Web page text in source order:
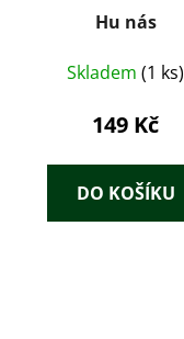
Hu nás
Skladem (1 ks)
149 Kč
DO KOŠÍKU